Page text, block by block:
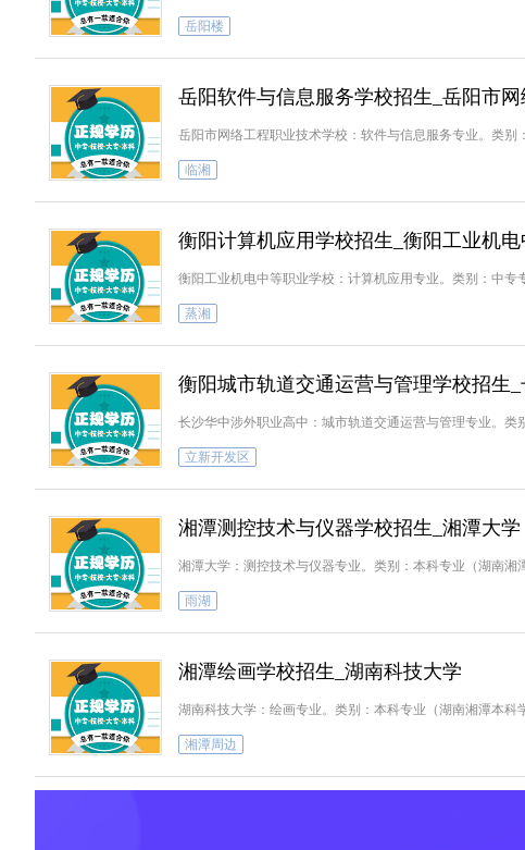
岳阳楼
岳阳软件与信息服务学校招生_岳阳市
岳阳市网络工程职业技术学校：软件与信息服务专业。类
临湘
衡阳计算机应用学校招生_衡阳工业机
衡阳工业机电中等职业学校：计算机应用专业。类别：中
蒸湘
衡阳城市轨道交通运营与管理学校招生
长沙华中涉外职业高中：城市轨道交通运营与管理专业。
立新开发区
湘潭测控技术与仪器学校招生_湘潭大学
湘潭大学：测控技术与仪器专业。类别：本科专业（湖南
雨湖
湘潭绘画学校招生_湖南科技大学
湖南科技大学：绘画专业。类别：本科专业（湖南湘潭本
湘潭周边